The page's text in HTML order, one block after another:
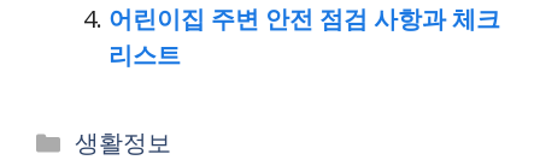
어린이집 주변 안전 점검 사항과 체크
리스트
Categories
생활정보